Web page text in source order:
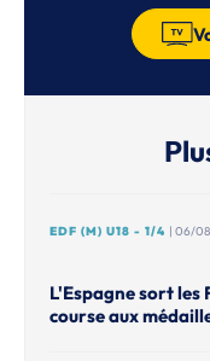
EDF (M) U18 - 1/4 | 06/
L'Espagne sort les
course aux